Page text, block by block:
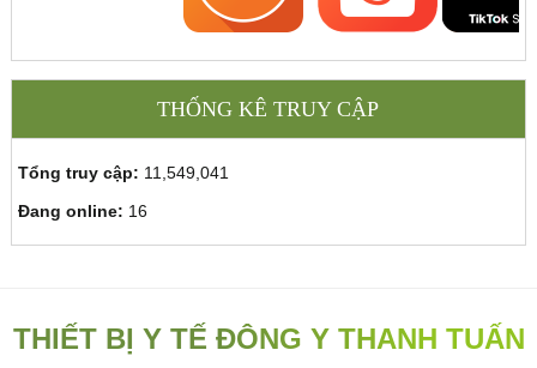
THỐNG KÊ TRUY CẬP
Tổng truy cập: 11,549,041
Đang online: 16
THIẾT BỊ Y TẾ ĐÔNG Y THANH TUẤN